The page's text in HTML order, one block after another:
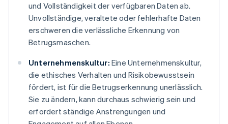
und Vollständigkeit der verfügbaren Daten ab.
Unvollständige, veraltete oder fehlerhafte Daten
erschweren die verlässliche Erkennung von
Betrugsmaschen.
Unternehmenskultur: Eine Unternehmenskultur,
die ethisches Verhalten und Risikobewusstsein
fördert, ist für die Betrugserkennung unerlässlich.
Sie zu ändern, kann durchaus schwierig sein und
erfordert ständige Anstrengungen und